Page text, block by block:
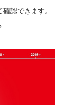
認できます。